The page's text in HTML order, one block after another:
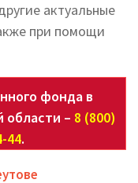
актуальные
при помощи
фонда в
области – 8 (800)
44.